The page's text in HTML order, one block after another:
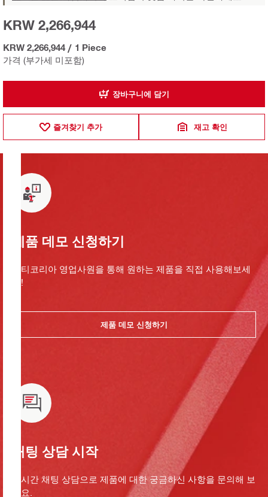
가격 (부가세 미포함)
KRW 2,266,944
KRW 2,266,944 / 1 Piece
장바구니에 담기
즐겨찾기 추가 재고 확인
제품 데모 신청하기
힐티코리아 영업사원을 통해 원하는 제품을 직접 사용해보세
요!
제품 데모 신청하기
채팅 상담 시작
실시간 채팅 상담으로 제품에 대한 궁금하신 사항을 문의해 보
세요.